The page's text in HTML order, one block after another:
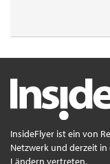
InsideFlyer ist ein von
Netzwerk und derzeit in
Ländern vertreten.